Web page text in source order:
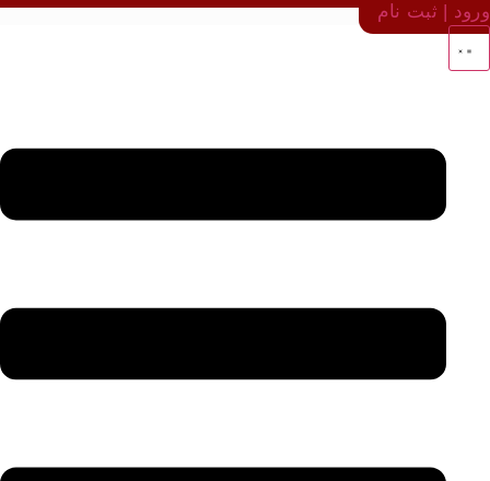
ورود | ثبت نام